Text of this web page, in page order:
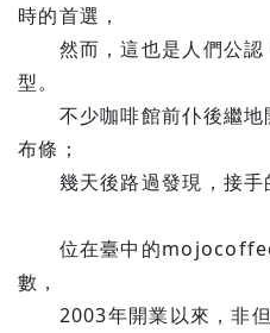
時的首選，
然而，這也是人們公認
型。
不少咖啡館前仆後繼地
布條；
幾天後路過發現，接手
位在臺中的mojocoffee
數，
2003年開業以來，非但